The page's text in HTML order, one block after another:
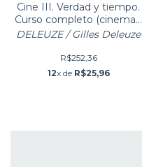
Cine III. Verdad y tiempo.
Curso completo (cinema -
verdade e tempo)
DELEUZE / Gilles Deleuze
R$252,36
12x de R$25,96